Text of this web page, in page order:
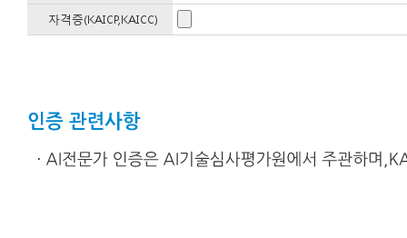
자격증(KAICP,KAICC)